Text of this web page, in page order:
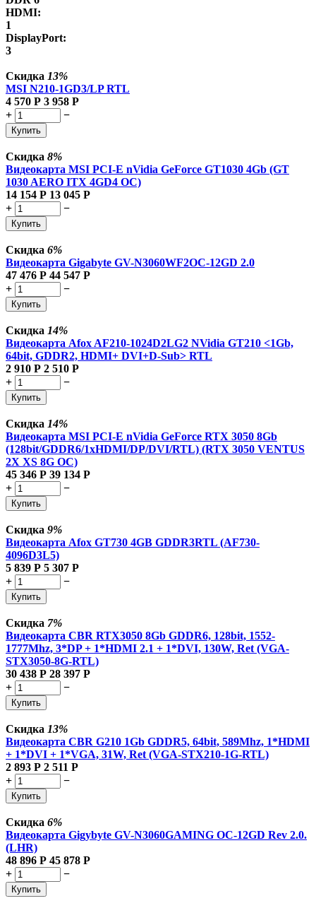
HDMI:
1
DisplayPort:
3
Скидка 13%
MSI N210-1GD3/LP RTL
4 570 Р 3 958 Р
+
−
Купить
Скидка 8%
Видеокарта MSI PCI-E nVidia GeForce GT1030 4Gb (GT
1030 AERO ITX 4GD4 OC)
14 154 Р 13 045 Р
+
−
Купить
Скидка 6%
Видеокарта Gigabyte GV-N3060WF2OC-12GD 2.0
47 476 Р 44 547 Р
+
−
Купить
Скидка 14%
Видеокарта Afox AF210-1024D2LG2 NVidia GT210 <1Gb,
64bit, GDDR2, HDMI+ DVI+D-Sub> RTL
2 910 Р 2 510 Р
+
−
Купить
Скидка 14%
Видеокарта MSI PCI-E nVidia GeForce RTX 3050 8Gb
(128bit/GDDR6/1xHDMI/DP/DVI/RTL) (RTX 3050 VENTUS
2X XS 8G OC)
45 346 Р 39 134 Р
+
−
Купить
Скидка 9%
Видеокарта Afox GT730 4GB GDDR3RTL (AF730-
4096D3L5)
5 839 Р 5 307 Р
+
−
Купить
Скидка 7%
Видеокарта CBR RTX3050 8Gb GDDR6, 128bit, 1552-
1777Mhz, 3*DP + 1*HDMI 2.1 + 1*DVI, 130W, Ret (VGA-
STX3050-8G-RTL)
30 438 Р 28 397 Р
+
−
Купить
Скидка 13%
Видеокарта CBR G210 1Gb GDDR5, 64bit, 589Mhz, 1*HDMI
+ 1*DVI + 1*VGA, 31W, Ret (VGA-STX210-1G-RTL)
2 893 Р 2 511 Р
+
−
Купить
Скидка 6%
Видеокарта Gigybyte GV-N3060GAMING OC-12GD Rev 2.0.
(LHR)
48 896 Р 45 878 Р
+
−
Купить